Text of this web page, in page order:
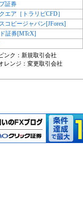
証券
エア［トラリピCFD］
コピージャパン[JForex]
証券[MTcX]
ンク：新規取引会社
レンジ：変更取引会社